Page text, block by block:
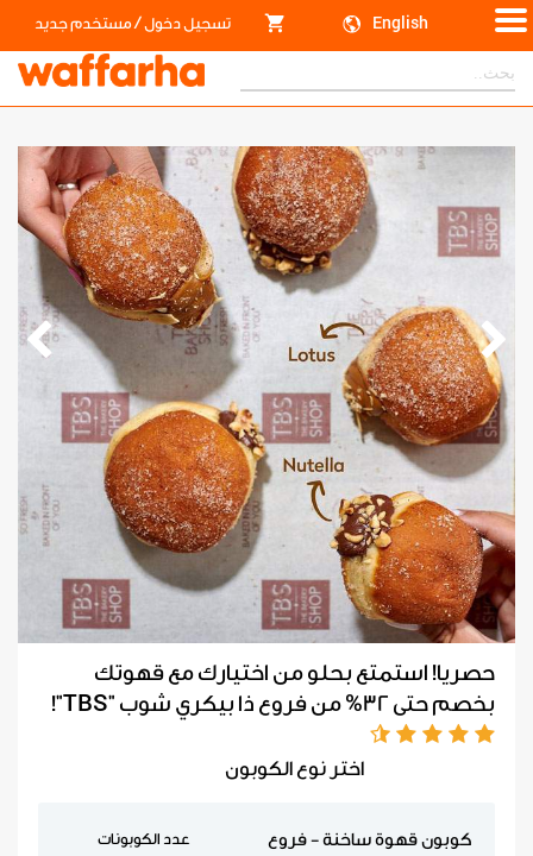
English تسجيل دخول/مستخدم جديد
حصريا! استمتع بحلو من اختيارك مع قهوتك
بخصم حتى 32% من فروع ذا بيكري شوب "TBS"!
اختر نوع الكوبون
كوبون قهوة ساخنة - فروع
عدد الكوبونات